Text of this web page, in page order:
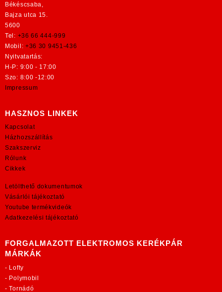
Békéscsaba,
Bajza utca 15.
5600
Tel: +36 66 444-999
Mobil: +36 30 9451-436
Nyitvatartás:
H-P: 9:00 - 17:00
Szo: 8:00 -12:00
Impressum
HASZNOS LINKEK
Kapcsolat
Házhozszállítás
Szakszerviz
Rólunk
Cikkek
Letölthető dokumentumok
Vásárlói tájékoztató
Youtube termékvideók
Adatkezelési tájékoztató
FORGALMAZOTT ELEKTROMOS KERÉKPÁR
MÁRKÁK
- Lofty
- Polymobil
-Tornádó